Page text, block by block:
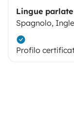
Lingue parlate
Spagnolo,
Profilo